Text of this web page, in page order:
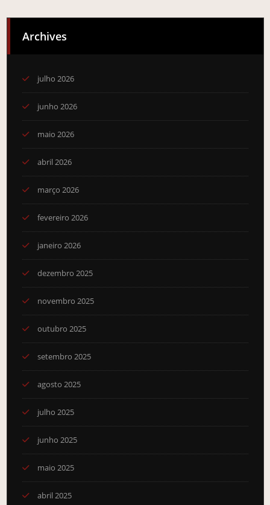
Archives
julho 2026
junho 2026
maio 2026
abril 2026
março 2026
fevereiro 2026
janeiro 2026
dezembro 2025
novembro 2025
outubro 2025
setembro 2025
agosto 2025
julho 2025
junho 2025
maio 2025
abril 2025